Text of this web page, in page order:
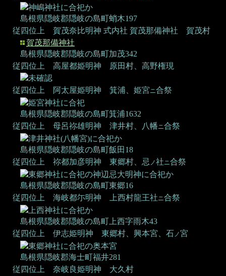
神嶋神社に合祀か
島根県隠岐郡隠岐の島町蛸木197
従四位上 賀茂奈比明神 式内社 賀茂那備神社
賀茂村
賀茂那備神社
島根県隠岐郡隠岐の島町加茂342
従四位上 高屋都姫明神
原田村、高野権現
未確認
従四位上 阿太屋姫明神
箕浦、姫宮 ニ合祭
姫宮神社に合祀
島根県隠岐郡隠岐の島町箕浦1632
従四位上 母呂祢雄明神
津井村、八幡 ニ合祭
津井神社(八幡宮)に合祀か
島根県隠岐郡隠岐の島町飯田18
従四位上 祢都加彦明神
東郷村、忌 ノ社 ニ合祭
東郷神社に合祀の神辺忌大明神に合祀か
島根県隠岐郡隠岐の島町東郷16
従四位上 海岐都尓明神
上西村龍王社 ニ合祭
上西神社に合祀か
島根県隠岐郡隠岐の島町上西字雨木43
従四位上 伊志姫明神
東郷村、興本宮、石 ノ宮
東郷神社に合祀の奥本宮
島根県隠岐郡海士町福井281
従四位上 奈岐良姫明神
大久村